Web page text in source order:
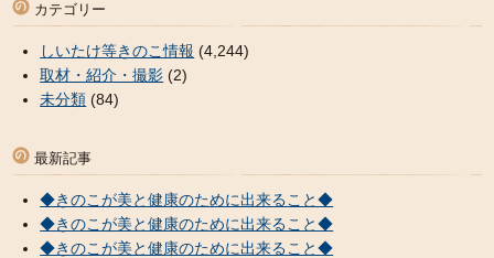
カテゴリー
しいたけ等きのこ情報 (4,244)
取材・紹介・撮影 (2)
未分類 (84)
最新記事
◆きのこが美と健康のために出来ること◆
◆きのこが美と健康のために出来ること◆
◆きのこが美と健康のために出来ること◆